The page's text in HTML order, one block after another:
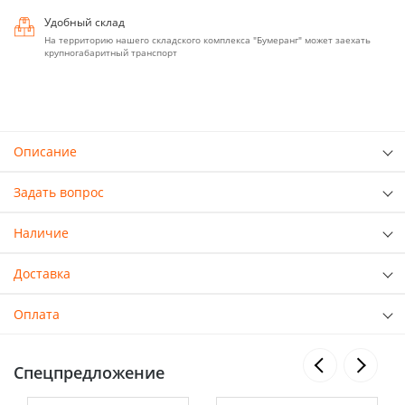
Удобный склад
На территорию нашего складского комплекса "Бумеранг" может заехать
крупногабаритный транспорт
Описание
Задать вопрос
Наличие
Доставка
Оплата
Спецпредложение